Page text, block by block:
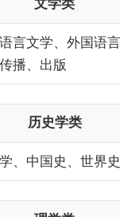
文学类
言文学、外国语
播、出版
历史学类
、中国史、世界